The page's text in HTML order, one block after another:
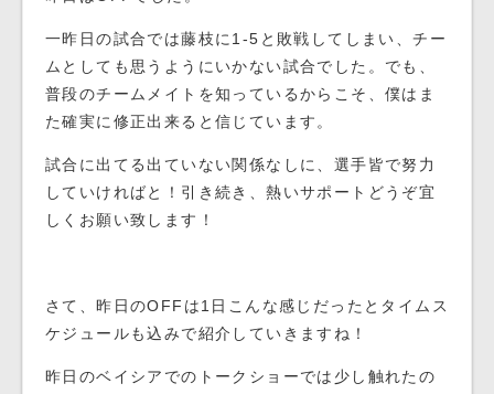
一昨日の試合では藤枝に1-5と敗戦してしまい、チー
ムとしても思うようにいかない試合でした。でも、
普段のチームメイトを知っているからこそ、僕はま
た確実に修正出来ると信じています。
試合に出てる出ていない関係なしに、選手皆で努力
していければと！引き続き、熱いサポートどうぞ宜
しくお願い致します！
さて、昨日のOFFは1日こんな感じだったとタイムス
ケジュールも込みで紹介していきますね！
昨日のベイシアでのトークショーでは少し触れたの